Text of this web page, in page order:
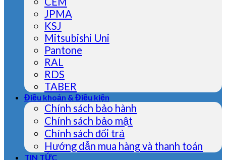
JPMA
KSJ
Mitsubishi Uni
Pantone
RAL
RDS
TABER
Điều khoản & Điều kiện
Chính sách bảo hành
Chính sách bảo mật
Chính sách đổi trả
Hướng dẫn mua hàng và thanh toán
TIN TỨC